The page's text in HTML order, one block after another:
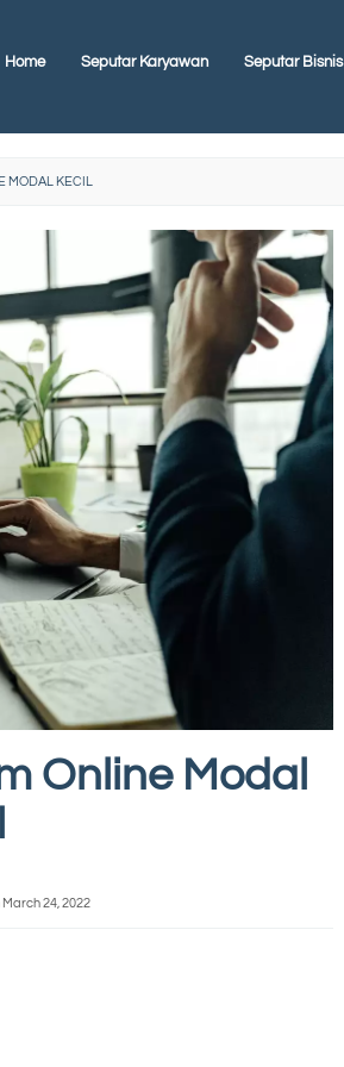
Home Seputar Karyawan Seputar Bisnis
MODAL KECIL
Online Modal
March 24, 2022